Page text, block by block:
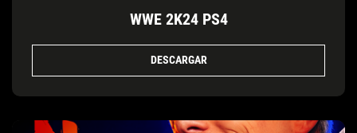
WWE 2K24 PS4
DESCARGAR